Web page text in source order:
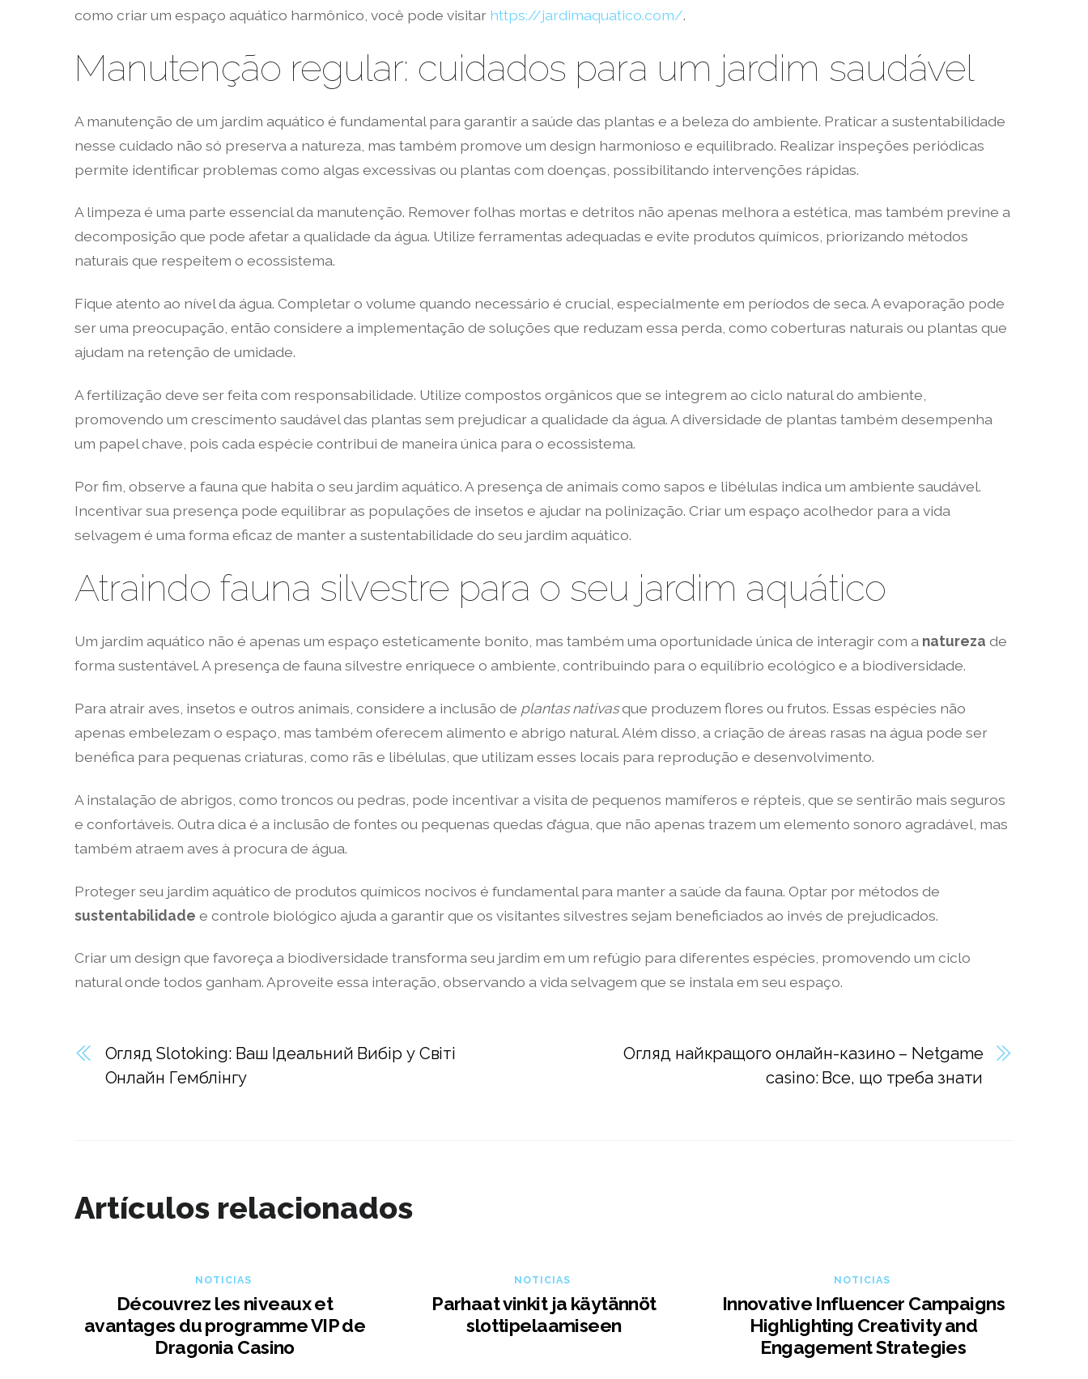
como criar um espaço aquático harmônico, você pode visitar https://jardimaquatico.com/.
Manutenção regular: cuidados para um jardim saudável
A manutenção de um jardim aquático é fundamental para garantir a saúde das plantas e a beleza do ambiente. Praticar a sustentabilidade
nesse cuidado não só preserva a natureza, mas também promove um design harmonioso e equilibrado. Realizar inspeções periódicas
permite identificar problemas como algas excessivas ou plantas com doenças, possibilitando intervenções rápidas.
A limpeza é uma parte essencial da manutenção. Remover folhas mortas e detritos não apenas melhora a estética, mas também previne a
decomposição que pode afetar a qualidade da água. Utilize ferramentas adequadas e evite produtos químicos, priorizando métodos
naturais que respeitem o ecossistema.
Fique atento ao nível da água. Completar o volume quando necessário é crucial, especialmente em períodos de seca. A evaporação pode
ser uma preocupação, então considere a implementação de soluções que reduzam essa perda, como coberturas naturais ou plantas que
ajudam na retenção de umidade.
A fertilização deve ser feita com responsabilidade. Utilize compostos orgânicos que se integrem ao ciclo natural do ambiente,
promovendo um crescimento saudável das plantas sem prejudicar a qualidade da água. A diversidade de plantas também desempenha
um papel chave, pois cada espécie contribui de maneira única para o ecossistema.
Por fim, observe a fauna que habita o seu jardim aquático. A presença de animais como sapos e libélulas indica um ambiente saudável.
Incentivar sua presença pode equilibrar as populações de insetos e ajudar na polinização. Criar um espaço acolhedor para a vida
selvagem é uma forma eficaz de manter a sustentabilidade do seu jardim aquático.
Atraindo fauna silvestre para o seu jardim aquático
Um jardim aquático não é apenas um espaço esteticamente bonito, mas também uma oportunidade única de interagir com a natureza de
forma sustentável. A presença de fauna silvestre enriquece o ambiente, contribuindo para o equilíbrio ecológico e a biodiversidade.
Para atrair aves, insetos e outros animais, considere a inclusão de plantas nativasque produzem flores ou frutos. Essas espécies não
apenas embelezam o espaço, mas também oferecem alimento e abrigo natural. Além disso, a criação de áreas rasas na água pode ser
benéfica para pequenas criaturas, como rãs e libélulas, que utilizam esses locais para reprodução e desenvolvimento.
A instalação de abrigos, como troncos ou pedras, pode incentivar a visita de pequenos mamíferos e répteis, que se sentirão mais seguros
e confortáveis. Outra dica é a inclusão de fontes ou pequenas quedas d’água, que não apenas trazem um elemento sonoro agradável, mas
também atraem aves à procura de água.
Proteger seu jardim aquático de produtos químicos nocivos é fundamental para manter a saúde da fauna. Optar por métodos de
sustentabilidade e controle biológico ajuda a garantir que os visitantes silvestres sejam beneficiados ao invés de prejudicados.
Criar um design que favoreça a biodiversidade transforma seu jardim em um refúgio para diferentes espécies, promovendo um ciclo
natural onde todos ganham. Aproveite essa interação, observando a vida selvagem que se instala em seu espaço.
Огляд Slotoking: Ваш Ідеальний Вибір у Світі
Онлайн Гемблінгу
Огляд найкращого онлайн-казино – Netgame
casino: Все, що треба знати
Artículos relacionados
NOTICIAS
Découvrez les niveaux et
avantages du programme VIP de
Dragonia Casino
NOTICIAS
Parhaat vinkit ja käytännöt
slottipelaamiseen
NOTICIAS
Innovative Influencer Campaigns
Highlighting Creativity and
Engagement Strategies